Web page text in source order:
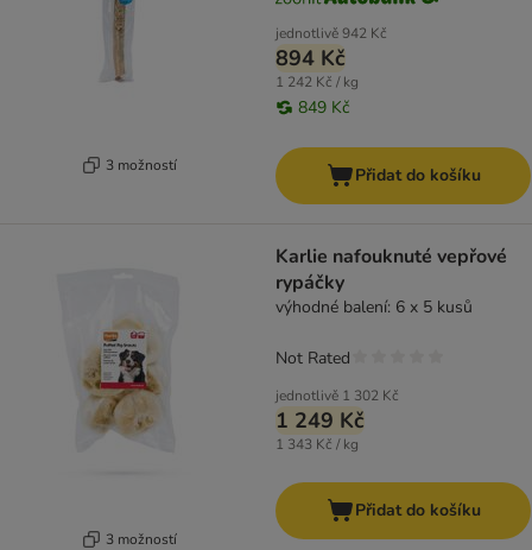
3 možností
jednotlivě942 Kč
894 Kč
1 242 Kč / kg
849 Kč
Přidat do košíku
3 možností
Karlie nafouknuté vepřové
rypáčky
výhodné balení: 6 x 5 kusů
jednotlivě 1 302 Kč
1 249 Kč
1 343 Kč / kg
Not Rated
Přidat do košíku